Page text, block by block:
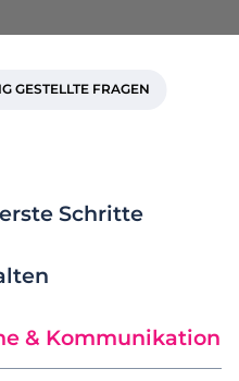
GESTELLTE FRAGEN
Schritte
& Kommunikation